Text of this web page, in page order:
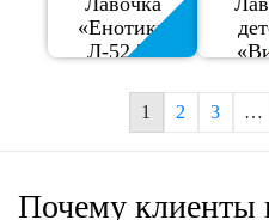
«Енотик»
Л-52.25
1 2 3 …
Почему клиенты